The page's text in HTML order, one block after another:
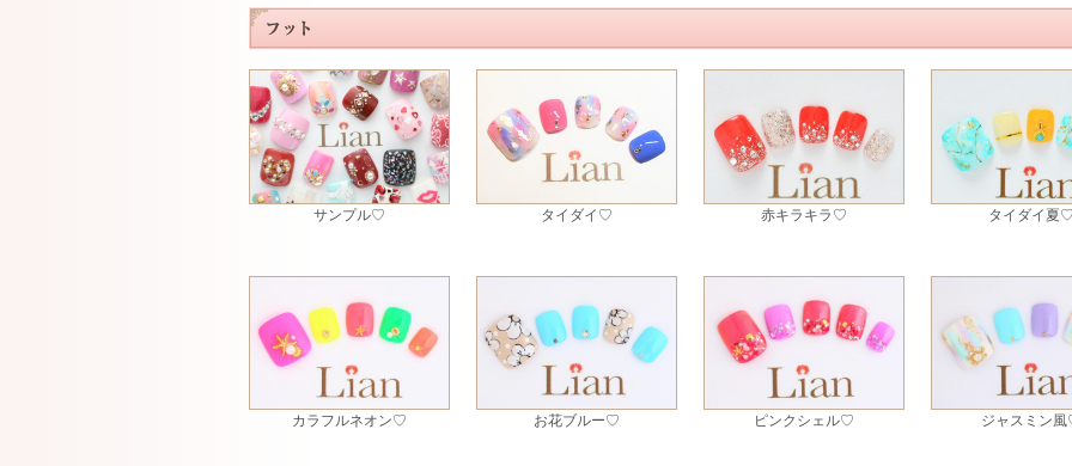
サンプル♡ タイダイ♡ 赤キラキラ♡ タイダイ夏♡
カラフルネオン♡ お花ブルー♡ ピンクシェル♡ ジャスミン